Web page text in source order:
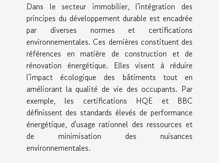
Dans le secteur immobilier, l'intégration des
principes du développement durable est encadrée
par diverses normes et certifications
environnementales. Ces dernières constituent des
références en matière de construction et de
rénovation énergétique. Elles visent à réduire
l'impact écologique des bâtiments tout en
améliorant la qualité de vie des occupants. Par
exemple, les certifications HQE et BBC
définissent des standards élevés de performance
énergétique, d'usage rationnel des ressources et
de minimisation des nuisances
environnementales.